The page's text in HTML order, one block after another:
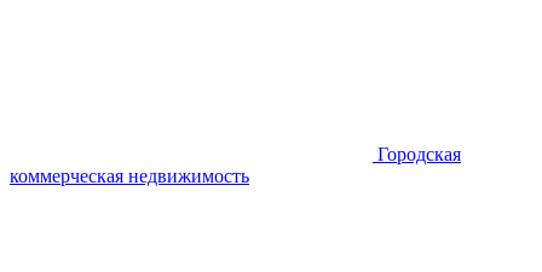
Городская
коммерческая недвижимость